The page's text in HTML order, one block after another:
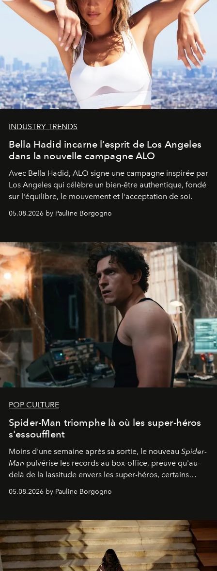
INDUSTRY TRENDS
Bella Hadid incarne l’esprit de Los Angeles
dans la nouvelle campagne ALO
Avec Bella Hadid, ALO signe une campagne inspirée par
Los Angeles qui célèbre un bien-être authentique, fondé
sur l'équilibre, le mouvement et l'acceptation de soi.
05.08.2026 by Pauline Borgogno
POP CULTURE
Spider-Man triomphe là où les super-héros
s'essoufflent
Moins d'une semaine après sa sortie, le nouveau Spider-
Man pulvérise les records au box-office, preuve qu'au-
delà de la lassitude envers les super-héros, certains
personnages continuent de susciter une ferveur intacte.
05.08.2026 by Pauline Borgogno